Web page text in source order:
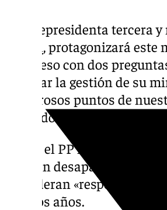
La vicepresidenta
, protagonizará este
Congreso con dos
explicar la gestión de su
numerosos puntos de
fallecidos.
Desde el PP han
«la gran desaparecida»
consideran «responsable
últimos años.